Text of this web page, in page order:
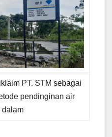
PT. STM sebagai
pendinginan air
dalam